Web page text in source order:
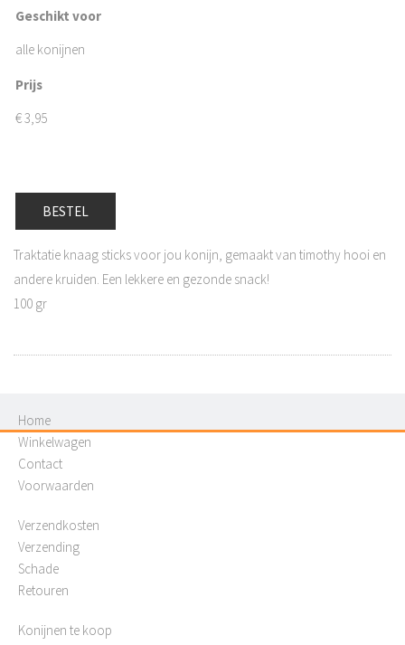
Geschikt voor
alle konijnen
Prijs
€3,95
BESTEL
Traktatie knaag sticks voor jou konijn, gemaakt van timothy hooi en
andere kruiden. Een lekkere en gezonde snack!
100 gr
Home
Winkelwagen
Contact
Voorwaarden
Verzendkosten
Verzending
Schade
Retouren
Konijnen te koop